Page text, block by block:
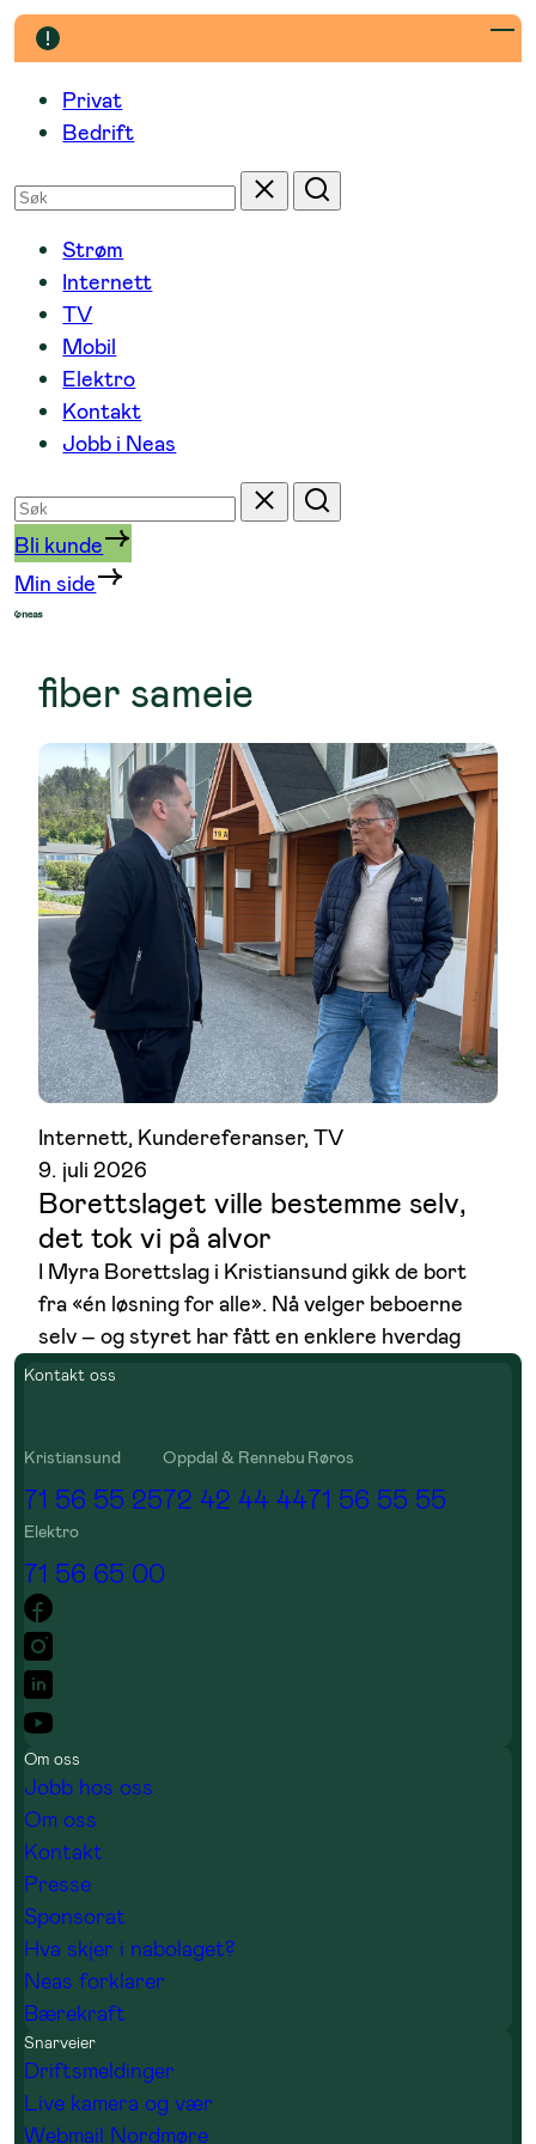
Hopp
til
innholdPrivat
Bedrift
Søk
etter
Tilbakestill
Søk
Strøm
Internett
TV
Mobil
Elektro
Kontakt
Jobb i Neas
Søk
etter
Tilbakestill
Søk
Bli kunde
Min side
fiber sameie
Internett, Kundereferanser, TV
9. juli 2026
Borettslaget ville bestemme selv,
det tok vi på alvor
I Myra Borettslag i Kristiansund gikk de bort
fra «én løsning for alle». Nå velger beboerne
selv – og styret har fått en enklere hverdag
Kontakt oss
Kristiansund
71 56 55 25
Oppdal & Rennebu
72 42 44 44
Røros
71 56 55 55
Elektro
71 56 65 00
Om oss
Jobb hos oss
Om oss
Kontakt
Presse
Sponsorat
Hva skjer i nabolaget?
Neas forklarer
Bærekraft
Snarveier
Driftsmeldinger
Live kamera og vær
Webmail Nordmøre